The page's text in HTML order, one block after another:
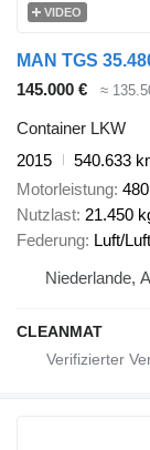
VIDEO
145.000 € ≈
Container LKW
2015
540.633
Motorleistung
Nutzlast 21.450
Federung Luft/Luft
Niederlande,
CLEANMAT